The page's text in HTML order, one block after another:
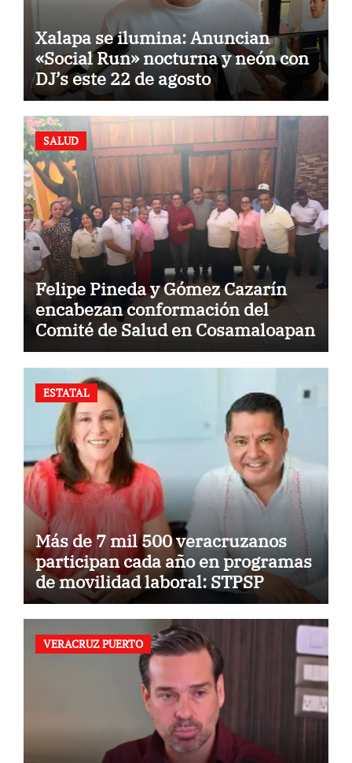
Xalapa se ilumina: Anuncian
«Social Run» nocturna y neón con
DJ’s este 22 de agosto
SALUD
Felipe Pineda y Gómez Cazarín
encabezan conformación del
Comité de Salud en Cosamaloapan
ESTATAL
Más de 7 mil 500 veracruzanos
participan cada año en programas
de movilidad laboral: STPSP
VERACRUZ PUERTO